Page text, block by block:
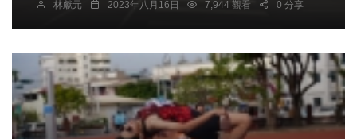
林獻元 2023年八月16日 7,944 觀看 0 分享